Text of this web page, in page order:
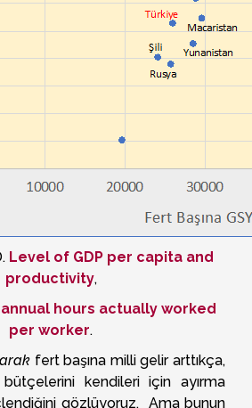
Level of GDP per capita and
productivity,
hours actually worked
per worker.
fert başına milli gelir arttıkça,
kendileri için ayırma
gözlüyoruz. Ama bunun